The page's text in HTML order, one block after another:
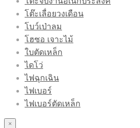
โต๊ะเลื่อยวงเดือน
โบว์เป่าลม
โฮซอ เจาะไม้
ใบตัดเหล็ก
ไดโว่
ไฟฉุกเฉิน
ไฟเบอร์
ไฟเบอร์ตัดเหล็ก
×